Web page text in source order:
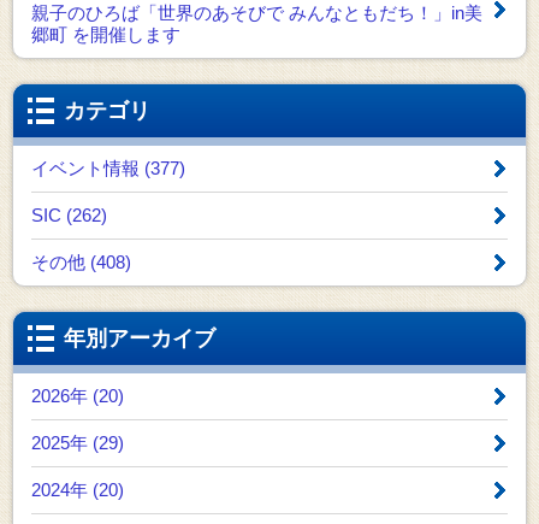
親子のひろば「世界のあそびで みんなともだち！」in美
郷町 を開催します
カテゴリ
イベント情報 (377)
SIC (262)
その他 (408)
年別アーカイブ
2026年 (20)
2025年 (29)
2024年 (20)